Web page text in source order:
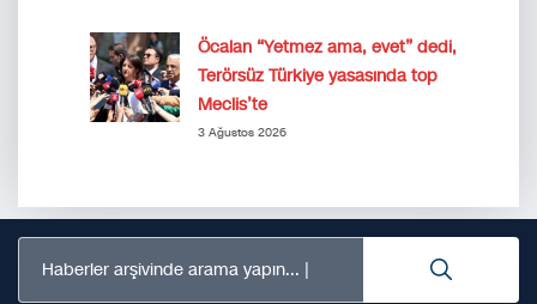
Öcalan “Yetmez ama, evet” dedi,
Terörsüz Türkiye yasasında top
Meclis’te
3 Ağustos 2026
Haberler arşivinde arama yapın...